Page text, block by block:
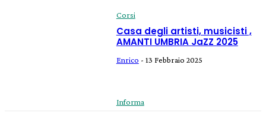
Corsi
Casa degli artisti, musicisti ,
AMANTI UMBRIA JaZZ 2025
Enrico - 13 Febbraio 2025
Informa